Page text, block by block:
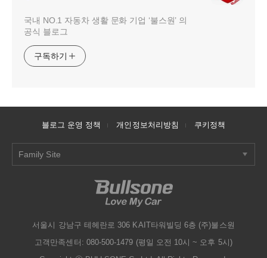
국내 NO.1 자동차 생활 문화 기업 ‘불스원’ 의
공식 블로그
구독하기
블로그 운영 정책 개인정보처리방침 쿠키정책
서울시 강남구 테헤란로 306 KAIT타워빌딩 6층 (주)불스원
고객만족센터: 080-500-1479 (평일 오전 10시 ~ 오후 5시)
Family Site